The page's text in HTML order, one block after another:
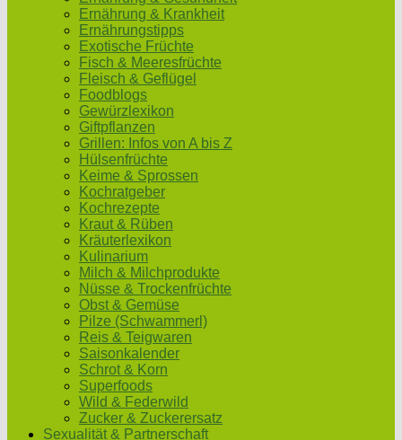
Ernährung & Krankheit
Ernährungstipps
Exotische Früchte
Fisch & Meeresfrüchte
Fleisch & Geflügel
Foodblogs
Gewürzlexikon
Giftpflanzen
Grillen: Infos von A bis Z
Hülsenfrüchte
Keime & Sprossen
Kochratgeber
Kochrezepte
Kraut & Rüben
Kräuterlexikon
Kulinarium
Milch & Milchprodukte
Nüsse & Trockenfrüchte
Obst & Gemüse
Pilze (Schwammerl)
Reis & Teigwaren
Saisonkalender
Schrot & Korn
Superfoods
Wild & Federwild
Zucker & Zuckerersatz
Sexualität & Partnerschaft